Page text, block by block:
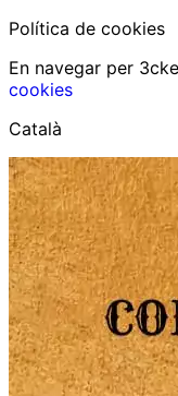
Política de cookies
En navegar per
cookies
Català